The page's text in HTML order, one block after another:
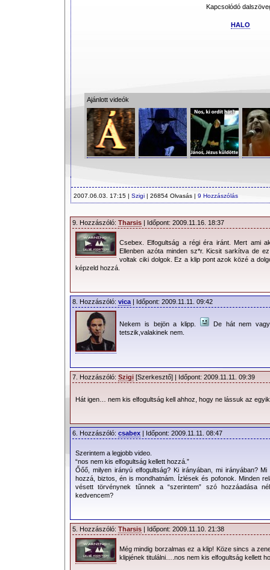
Kapcsolódó
HALO
Ajánlott videók
2007.06.03. 17:15 | Szigi | 26854 Olvasás | 9 Hozzászólás
9. Hozzászóló: Tharsis | Időpont: 2009.11.16. 18:37
Csebex. Elfogultság a régi éra iránt. Mert ami
Ellenben azóta minden sz*r. Kicsit sarkítva de
voltak ciki dolgok. Ez a klip pont azok közé a
képzeld hozzá.
8. Hozzászóló: vica | Időpont: 2009.11.11. 09:42
Nekem is bejön a klipp.
De hát nem
tetszik,valakinek nem.
7. Hozzászóló: Szigi [Szerkesztő] | Időpont: 2009.11.11. 09:39
Hát igen… nem kis elfogultság kell ahhoz, hogy ne lássuk az
6. Hozzászóló: csabex | Időpont: 2009.11.11. 08:47
Szerintem a legjobb video.
“nos nem kis elfogultság kellett hozzá.”
Őőő, milyen irányú elfogultság? Ki irányában, mi irányában?
hozzá, biztos, én is mondhatnám. Ízlések és pofonok. Minden
vésett törvénynek tűnnek a “szerintem” szó hozzáadása
kedvencem?
5. Hozzászóló: Tharsis | Időpont: 2009.11.10. 21:38
Még mindig borzalmas ez a klip! Köze sincs a
klipjének titulálni….nos nem kis elfogultság kellett